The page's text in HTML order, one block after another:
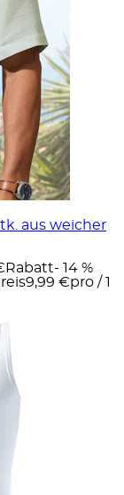
aus weicher
Rabatt- 14 %
9,99 €pro / 1